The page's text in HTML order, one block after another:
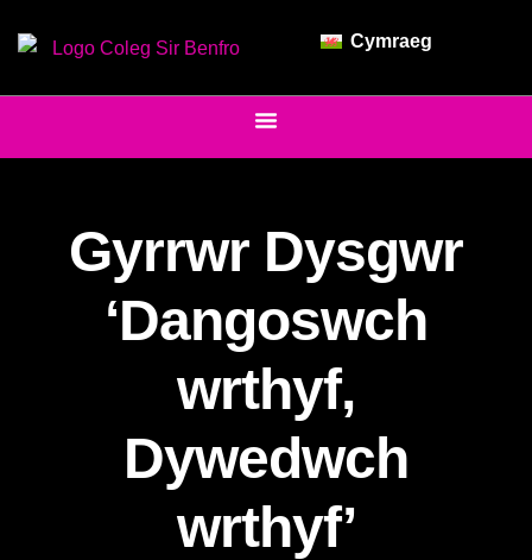
Cymraeg
Gyrrwr Dysgwr
‘Dangoswch
wrthyf,
Dywedwch
wrthyf’